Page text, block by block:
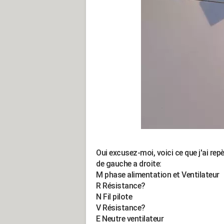
Oui excusez-moi, voici ce que j'ai
de gauche a droite:
M phase alimentation et Ventilateur
R Résistance?
N Fil pilote
V Résistance?
E Neutre ventilateur